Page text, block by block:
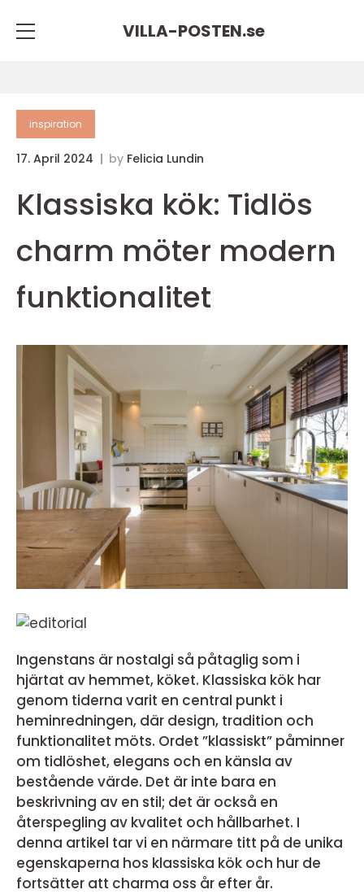
VILLA-POSTEN.se
inspiration
17. April 2024 by Felicia Lundin
Klassiska kök: Tidlös
charm möter modern
funktionalitet
Ingenstans är nostalgi så påtaglig som i
hjärtat av hemmet, köket. Klassiska kök har
genom tiderna varit en central punkt i
heminredningen, där design, tradition och
funktionalitet möts. Ordet ”klassiskt” påminner
om tidlöshet, elegans och en känsla av
bestående värde. Det är inte bara en
beskrivning av en stil; det är också en
återspegling av kvalitet och hållbarhet. I
denna artikel tar vi en närmare titt på de unika
egenskaperna hos klassiska kök och hur de
fortsätter att charma oss år efter år.